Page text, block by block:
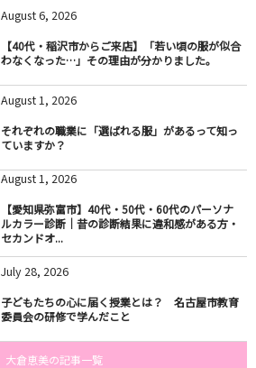
August6, 2026
【40代・稲沢市からご来店】「若い頃の服が似合
わなくなった…」その理由が分かりました。
August1, 2026
それぞれの職業に「選ばれる服」があるって知っ
ていますか？
August1, 2026
【愛知県弥富市】40代・50代・60代のパーソナ
ルカラー診断｜昔の診断結果に違和感がある方・
セカンドオ...
July28, 2026
子どもたちの心に届く授業とは？ 名古屋市教育
委員会の研修で学んだこと
大倉恵美の記事一覧